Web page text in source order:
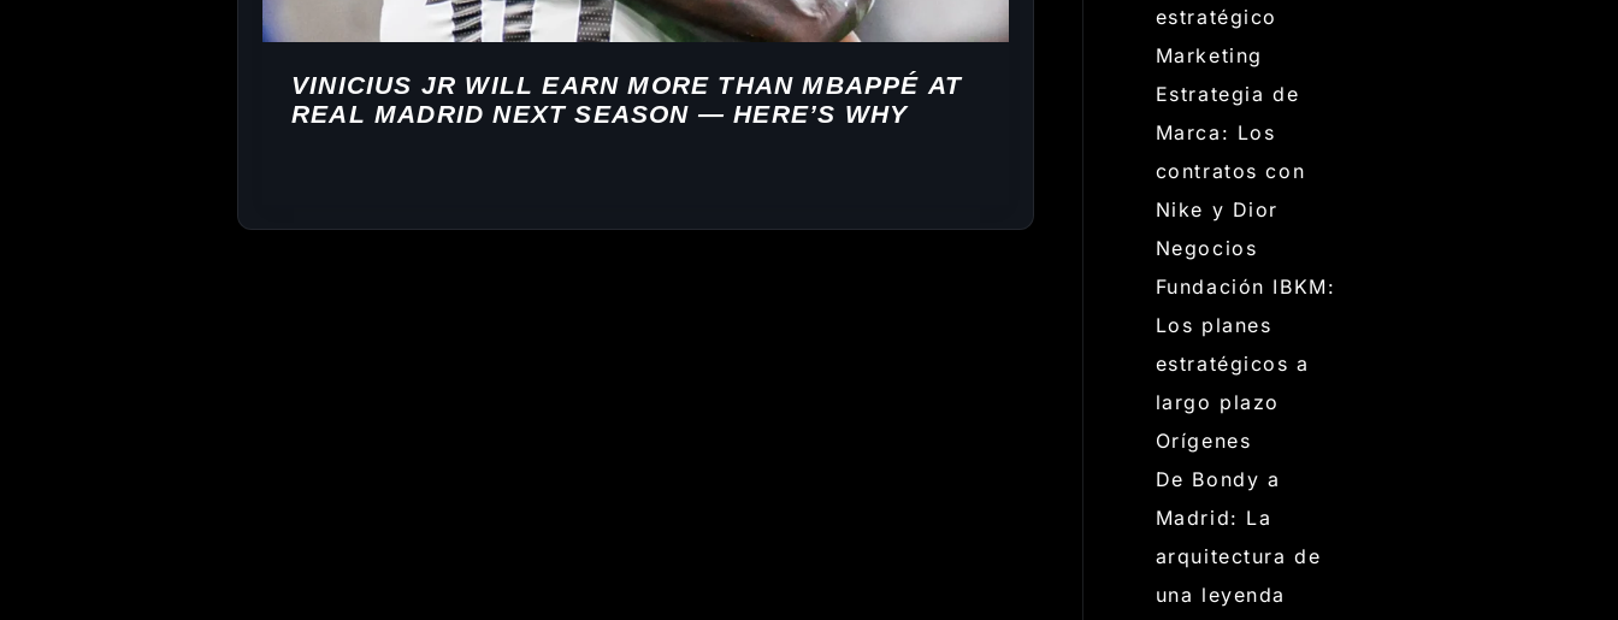
VINICIUS JR WILL EARN MORE THAN MBAPPÉ AT
REAL MADRID NEXT SEASON — HERE’S WHY
estratégico
Marketing
Estrategia de
Marca: Los
contratos con
Nike y Dior
Negocios
Fundación IBKM:
Los planes
estratégicos a
largo plazo
Orígenes
De Bondy a
Madrid: La
arquitectura de
una leyenda